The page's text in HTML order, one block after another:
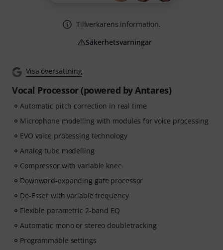
Visa översättning
Vocal Processor (powered by Antares)
Automatic pitch correction in real time
Microphone modelling with modules for voice processing
EVO voice processing technology
Analog tube modelling
Compressor with variable knee
Downward-expanding gate processor
De-Esser with variable frequency
Flexible parametric 2-band EQ
Automatic mono or stereo doubletracking
Programmable settings
Tillverkarens information.
Säkerhetsvarningar